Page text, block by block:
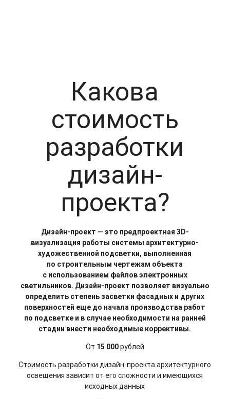
Какова
стоимость
разработки
дизайн-
проекта?
Дизайн-проект — это предпроектная 3D-
визуализация работы системы архитектурно-
художественной подсветки, выполненная
по строительным чертежам объекта
с использованием файлов электронных
светильников. Дизайн-проект позволяет визуально
определить степень засветки фасадных и других
поверхностей еще до начала производства работ
по подсветке и в случае необходимости на ранней
стадии внести необходимые коррективы.
От 15 000рублей
Стоимость разработки дизайн-проекта архитектурного
освещения зависит от его сложности и имеющихся
исходных данных